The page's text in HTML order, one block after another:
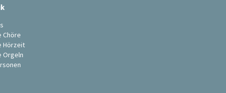
Chöre
Hörzeit
Orgeln